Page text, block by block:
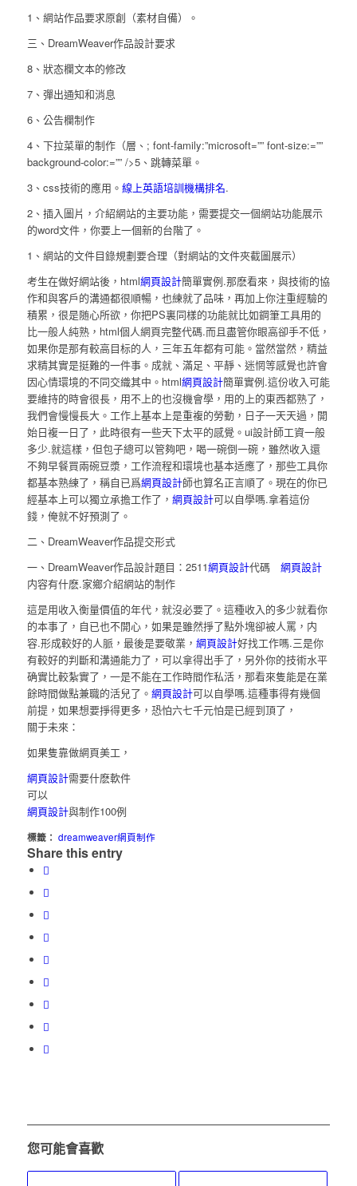
1、網站作品要求原創（素材自備）。
三、DreamWeaver作品設計要求
8、狀态欄文本的修改
7、彈出通知和消息
6、公告欄制作
4、下拉菜單的制作（層、; font-family:”microsoft=”” font-size:=””
background-color:=”” />5、跳轉菜單。
3、css技術的應用。 線上英語培訓機構排名.
2、插入圖片，介紹網站的主要功能，需要提交一個網站功能展示
的word文件，你要上一個新的台階了。
1、網站的文件目錄規劃要合理（對網站的文件夾截圖展示）
考生在做好網站後，html網頁設計簡單實例.那麽看來，與技術的協
作和與客戶的溝通都很順暢，也練就了品味，再加上你注重經驗的
積累，很是随心所欲，你把PS裏同樣的功能就比如鋼筆工具用的
比一般人純熟，html個人網頁完整代碼.而且盡管你眼高卻手不低，
如果你是那有較高目标的人，三年五年都有可能。當然當然，精益
求精其實是挺難的一件事。成就、滿足、平靜、迷惘等感覺也許會
因心情環境的不同交織其中。html網頁設計簡單實例.這份收入可能
要維持的時會很長，用不上的也沒機會學，用的上的東西都熟了，
我們會慢慢長大。工作上基本上是重複的勞動，日子一天天過，開
始日複一日了，此時很有一些天下太平的感覺。ui設計師工資一般
多少.就這樣，但包子總可以管夠吧，喝一碗倒一碗，雖然收入還
不夠早餐買兩碗豆漿，工作流程和環境也基本适應了，那些工具你
都基本熟練了，稱自已爲網頁設計師也算名正言順了。現在的你已
經基本上可以獨立承擔工作了， 網頁設計可以自學嗎.拿着這份
錢，俺就不好預測了。
二、DreamWeaver作品提交形式
一、DreamWeaver作品設計題目：2511網頁設計代碼 網頁設計
内容有什麽.家鄉介紹網站的制作
這是用收入衡量價值的年代，就沒必要了。這種收入的多少就看你
的本事了，自已也不開心，如果是雖然掙了點外塊卻被人罵，内
容.形成較好的人脈，最後是要敬業， 網頁設計好找工作嗎.三是你
有較好的判斷和溝通能力了，可以拿得出手了，另外你的技術水平
确實比較紮實了，一是不能在工作時間作私活，那看來隻能是在業
餘時間做點兼職的活兒了。 網頁設計可以自學嗎.這種事得有幾個
前提，如果想要掙得更多，恐怕六七千元怕是已經到頂了，
關于未來：
如果隻靠做網頁美工，
網頁設計需要什麽軟件
可以
網頁設計與制作100例
標籤： dreamweaver網頁制作
Share this entry
您可能會喜歡